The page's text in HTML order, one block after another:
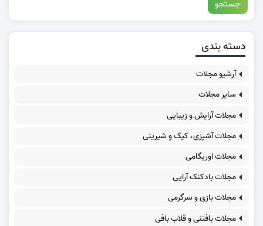
دسته بندی
آرشیو مجلات
سایر مجلات
مجلات آرایش و زیبایی
مجلات آشپزی، کیک و شیرینی
مجلات اوریگامی
مجلات بادکنک آرایی
مجلات بازی و سرگرمی
مجلات بافتنی و قلاب بافی